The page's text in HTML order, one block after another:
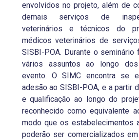
envolvidos no projeto, além de
demais serviços de
veterinários e técnicos do
médicos veterinários de
SISBI-POA. Durante o seminário
vários assuntos ao longo
evento. O SIMC encontra se
adesão ao SISBI-POA, e a partir
e qualificação ao longo do
reconhecido como equivalente
modo que os estabelecimentos
poderão ser comercializados